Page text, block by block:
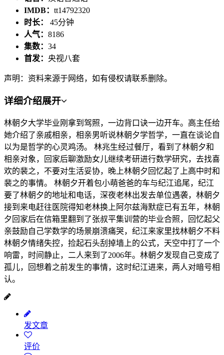
IMDB： tt14792320
时长： 45分钟
人气： 8186
集数： 34
首发： 央视八套
声明：资料来源于网络，如有侵权请联系删除。
详细介绍展开
林朝夕大学毕业刚拿到驾照，一边背口诀一边开车。高主任给
她介绍了亲戚相亲，相亲男听说林朝夕学哲学，一直在谈论自
以为是哲学的心灵鸡汤。 林兆生经过餐厅，看到了林朝夕和
相亲对象，回家后聊激励女儿继续考研进行数学研究，去找喜
欢的裴之，不要对生活妥协，晚上林朝夕回忆起了上高中时和
裴之的事情。 林朝夕开着包小萌爸爸的车与纪江追尾，纪江
要了林朝夕的地址和电话，深夜老林出发去单位遇袭，林朝夕
接到来电赶往医院得知老林换上阿尔兹海默症已有五年，林朝
夕回家后在信箱里翻到了张叔平集训营的毕业合照，回忆起父
亲鼓励自己学数学的场景崩溃痛哭，纪江来家里找林朝夕不料
林朝夕情绪失控，捡起石头刮掉墙上的公式，天空中打了一个
响雷，时间静止，二人来到了2006年。林朝夕发现自己变成了
孤儿，回想着之前发生的事情，这时纪江进来，两人对暗号相
认。
发文章
评价